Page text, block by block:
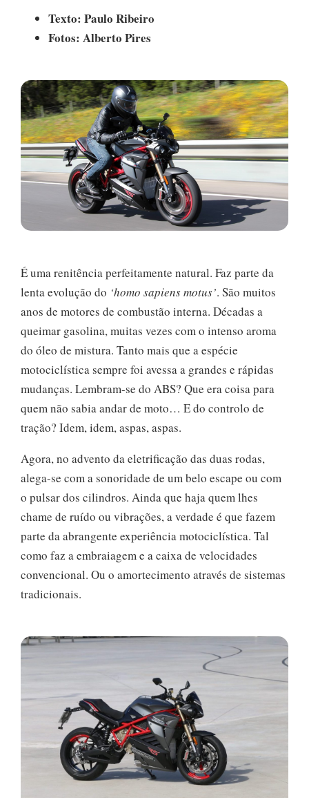
Texto: Paulo Ribeiro
Fotos: Alberto Pires
É uma renitência perfeitamente natural. Faz parte da
lenta evolução do ‘homo sapiens motus’. São muitos
anos de motores de combustão interna. Décadas a
queimar gasolina, muitas vezes com o intenso aroma
do óleo de mistura. Tanto mais que a espécie
motociclística sempre foi avessa a grandes e rápidas
mudanças. Lembram-se do ABS? Que era coisa para
quem não sabia andar de moto… E do controlo de
tração? Idem, idem, aspas, aspas.
Agora, no advento da eletrificação das duas rodas,
alega-se com a sonoridade de um belo escape ou com
o pulsar dos cilindros. Ainda que haja quem lhes
chame de ruído ou vibrações, a verdade é que fazem
parte da abrangente experiência motociclística. Tal
como faz a embraiagem e a caixa de velocidades
convencional. Ou o amortecimento através de sistemas
tradicionais.